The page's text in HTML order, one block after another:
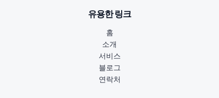
유용한 링크
홈
소개
서비스
블로그
연락처